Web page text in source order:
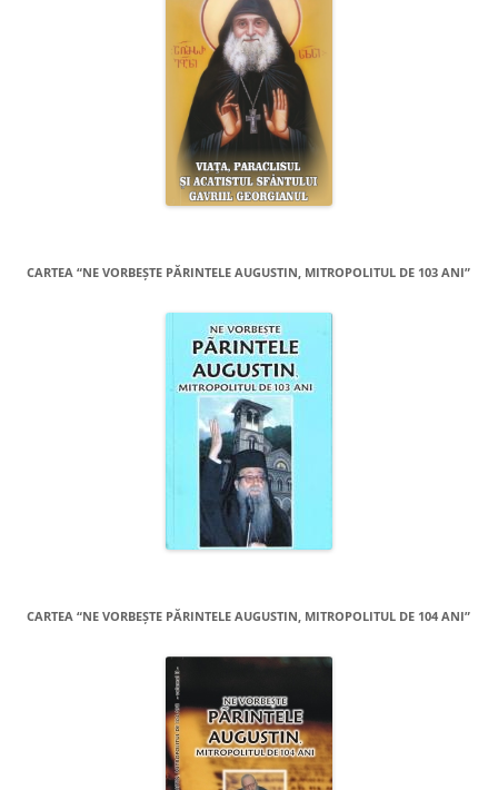
CARTEA “NE VORBEŞTE PĂRINTELE AUGUSTIN, MITROPOLITUL DE 103 ANI”
CARTEA “NE VORBEŞTE PĂRINTELE AUGUSTIN, MITROPOLITUL DE 104 ANI”